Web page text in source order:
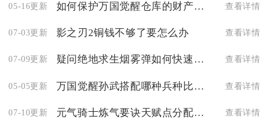
05-16更新 如何保护万国觉醒仓库的财产安全 查看详情
07-03更新 影之刃2铜钱不够了要怎么办 查看详情
07-09更新 疑问绝地求生烟雾弹如何快速投放 查看详情
05-05更新 万国觉醒孙武搭配哪种兵种比较强 查看详情
07-10更新 元气骑士炼气要诀天赋点分配需要注意什么 查看详情